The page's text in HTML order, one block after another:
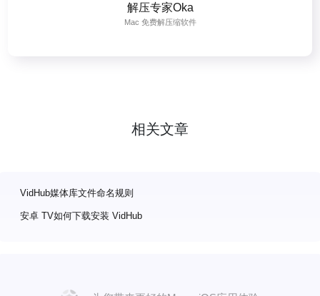
解压专家Oka
Mac 免费解压缩软件
相关文章
VidHub媒体库文件命名规则
安卓 TV如何下载安装 VidHub